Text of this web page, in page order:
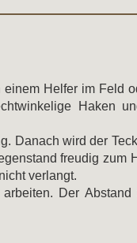
Helfer im Feld
Haken
Danach wird der
freudig zum
verlangt.
Der